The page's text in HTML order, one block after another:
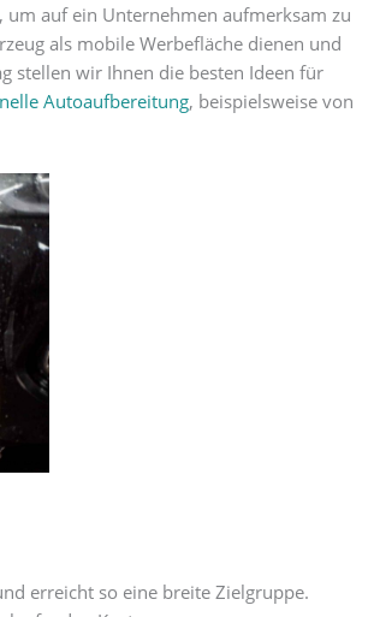
auf ein Unternehmen aufmerksam zu
als mobile Werbefläche dienen und
stellen wir Ihnen die besten Ideen für
Autoaufbereitung, beispielsweise von
erreicht so eine breite Zielgruppe.